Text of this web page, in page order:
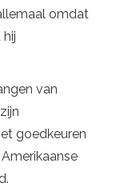
omdat
van
goedkeuren